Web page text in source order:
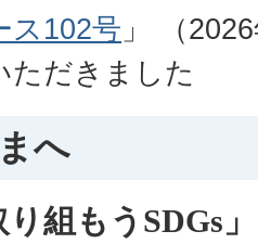
ス102号 」 （
ただきました
へ
組もうSDGs」